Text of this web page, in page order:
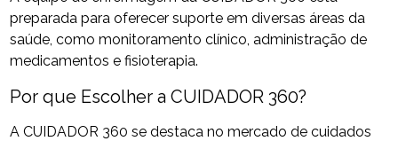
preparada para oferecer suporte em diversas áreas da
saúde, como monitoramento clínico, administração de
medicamentos e fisioterapia.
Por que Escolher a CUIDADOR 360?
A CUIDADOR 360 se destaca no mercado de cuidados